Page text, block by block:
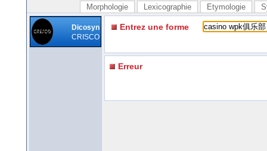
Morphologie Lexicographie Etymologie
Dicosyn
CRISCO
Entrez une forme
Erreur